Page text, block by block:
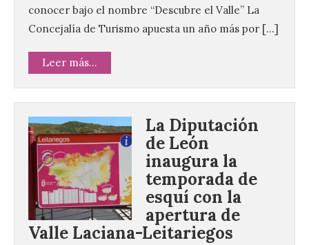
conocer bajo el nombre “Descubre el Valle” La
Concejalía de Turismo apuesta un año más por […]
Leer más...
La Diputación
de León
inaugura la
temporada de
esquí con la
apertura de
Valle Laciana-Leitariegos